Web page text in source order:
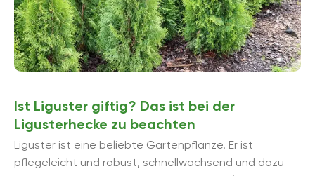
Ist Liguster giftig? Das ist bei der
Ligusterhecke zu beachten
Liguster ist eine beliebte Gartenpflanze. Er ist
pflegeleicht und robust, schnellwachsend und dazu